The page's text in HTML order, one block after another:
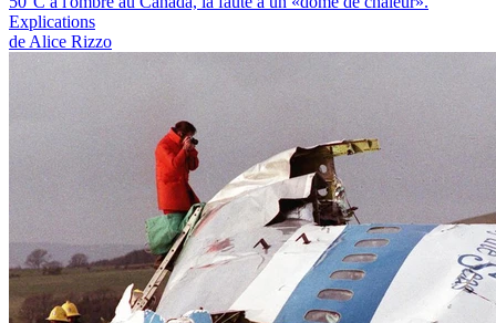
Explications
de Alice Rizzo